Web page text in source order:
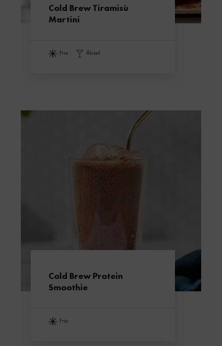
Cold Brew Tiramisù
Martini
frio álcool
Cold Brew Protein
Smoothie
frio